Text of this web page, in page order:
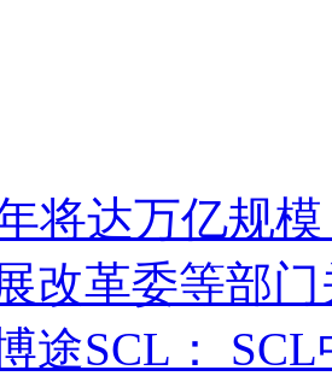
将达万亿规
改革委等部
途SCL： SCL